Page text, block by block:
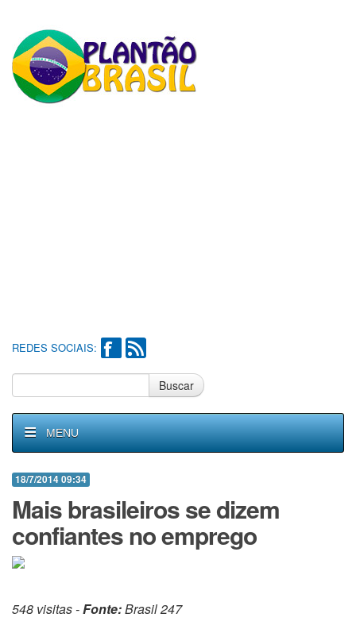
REDES SOCIAIS:
Buscar
MENU
18/7/2014 09:34
Mais brasileiros se dizem
confiantes no emprego
548 visitas -Fonte:Brasil 247